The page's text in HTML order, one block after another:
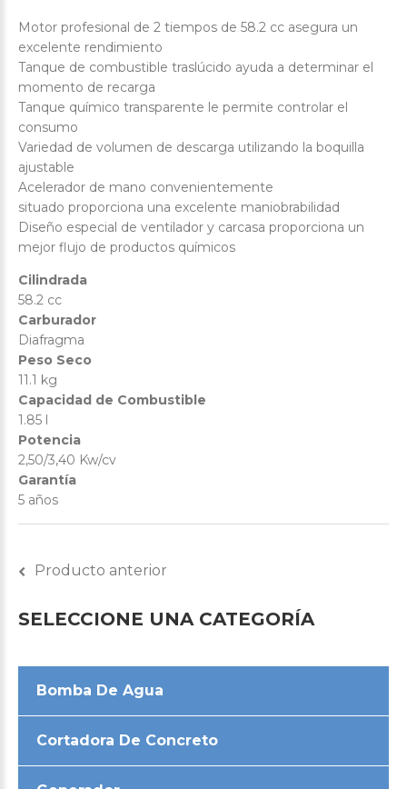
Motor profesional de 2 tiempos de 58.2 cc asegura un
excelente rendimiento
Tanque de combustible traslúcido ayuda a determinar el
momento de recarga
Tanque químico transparente le permite controlar el
consumo
Variedad de volumen de descarga utilizando la boquilla
ajustable
Acelerador de mano convenientemente
situado proporciona una excelente maniobrabilidad
Diseño especial de ventilador y carcasa proporciona un
mejor flujo de productos químicos
Cilindrada
58.2 cc
Carburador
Diafragma
Peso Seco
11.1 kg
Capacidad de Combustible
1.85 l
Potencia
2,50/3,40 Kw/cv
Garantía
5 años
Producto anterior
SELECCIONE UNA CATEGORÍA
Bomba De Agua
Cortadora De Concreto